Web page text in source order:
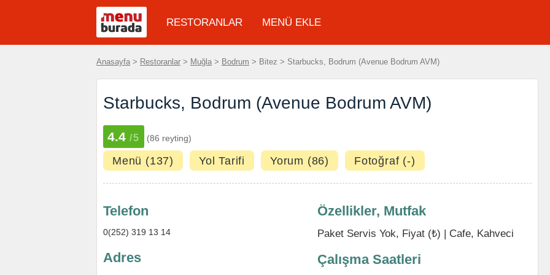
RESTORANLAR MENÜ EKLE
Anasayfa > Restoranlar > Muğla > Bodrum > Bitez > Starbucks, Bodrum (Avenue Bodrum AVM)
Starbucks, Bodrum (Avenue Bodrum AVM)
4.4 /5 (86 reyting)
Menü (137) Yol Tarifi Yorum (86) Fotoğraf (-)
Telefon
0(252) 319 13 14
Adres
Özellikler, Mutfak
Paket Servis Yok, Fiyat (₺) | Cafe, Kahveci
Çalışma Saatleri